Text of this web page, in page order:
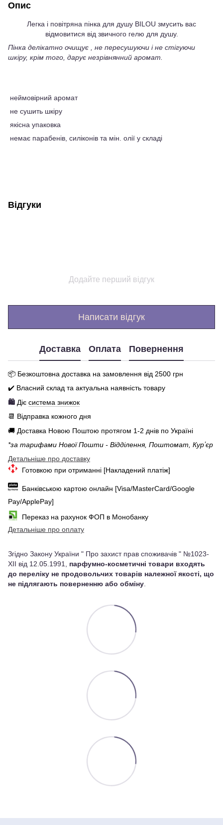
Опис
Легка і повітряна пінка для душу BILOU змусить вас
відмовитися від звичного гелю для душу.
Пінка делікатно очищує , не пересушуючи і не стігуючи
шкіру, крім того, дарує незрівнянний аромат.
неймовірний аромат
не сушить шкіру
якісна упаковка
немає парабенів, силіконів та мін. олії у складі
Відгуки
Додайте перший відгук
Написати відгук
Доставка Оплата Повернення
📦 Безкоштовна доставка на замовлення від 2500 грн
✔️ Власний склад та актуальна наявність товару
🛍️ Діє система знижок
📆 Відправка кожного дня
🚚 Доставка Новою Поштою протягом 1-2 днів по Україні
*за тарифами Нової Пошти - Відділення, Поштомат, Курʼєр
Детальніше про доставку
Готовкою при отриманні [Накладений платіж]
Банківською картою онлайн [Visa/MasterCard/Google
Pay/ApplePay]
Переказ на рахунок ФОП в Монобанку
Детальніше про оплату
Згідно Закону України " Про захист прав споживачів " №1023-
XII від 12.05.1991, парфумно-косметичні товари входять
до переліку не продовольчих товарів належної якості, що
не підлягають поверненню або обміну